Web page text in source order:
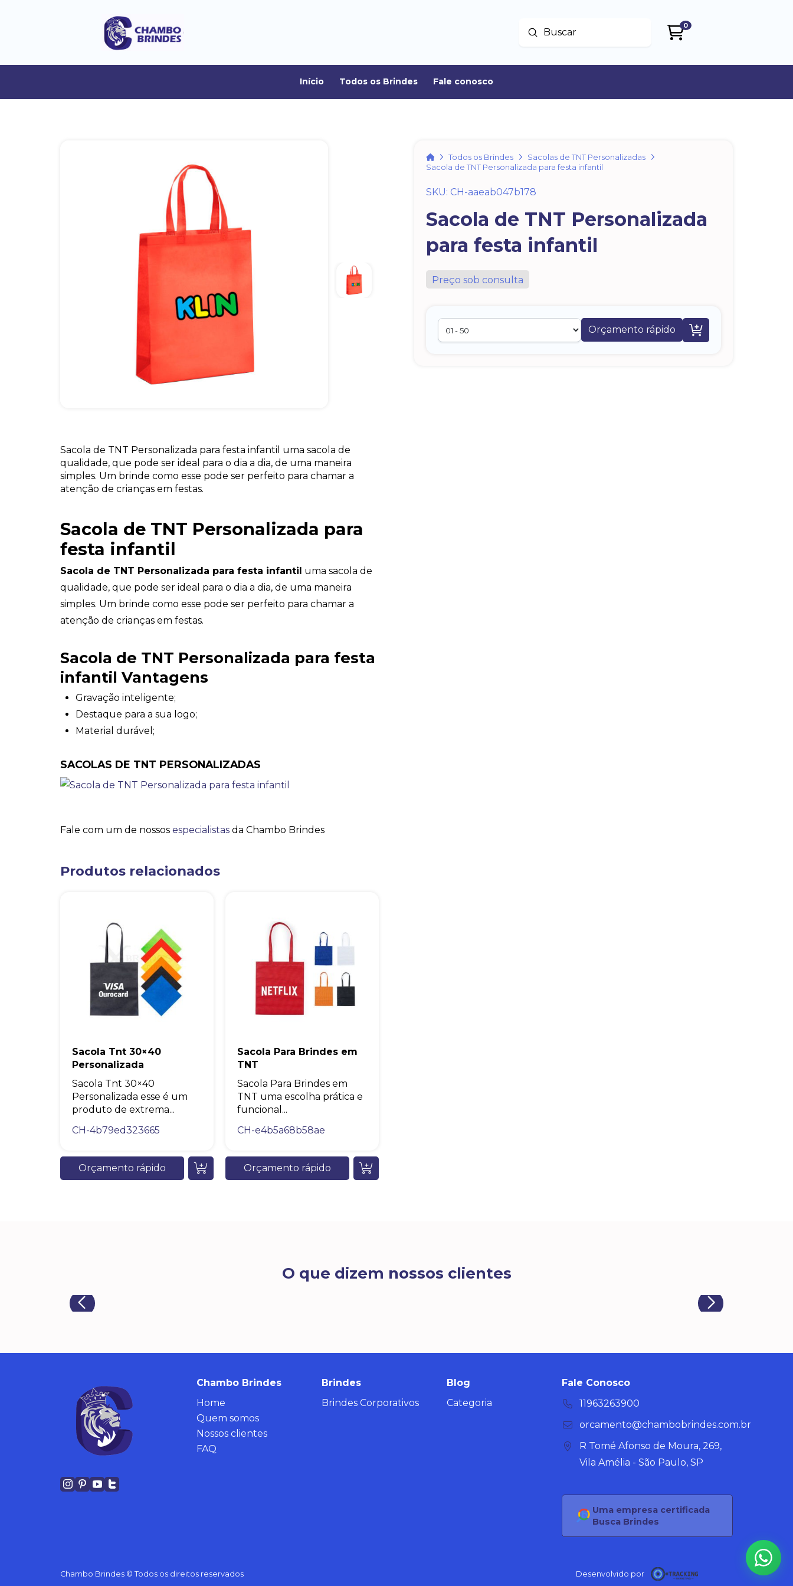
Buscar
Enviar
0
Início Todos os Brindes Fale conosco
HomeTodos os Brindes
Sacolas de TNT Personalizadas
Sacola de TNT Personalizada para festa infantil
SKU: CH-aaeab047b178
Sacola de TNT Personalizada
para festa infantil
Preço sob consulta
Orçamento rápido 
Sacola de TNT Personalizada para festa infantil uma sacola de
qualidade, que pode ser ideal para o dia a dia, de uma maneira
simples. Um brinde como esse pode ser perfeito para chamar a
atenção de crianças em festas.
Sacola de TNT Personalizada para
festa infantil
Sacola de TNT Personalizada para festa infantil uma sacola de
qualidade, que pode ser ideal para o dia a dia, de uma maneira
simples. Um brinde como esse pode ser perfeito para chamar a
atenção de crianças em festas.
Sacola de TNT Personalizada para festa
infantil Vantagens
Gravação inteligente;
Destaque para a sua logo;
Material durável;
SACOLAS DE TNT PERSONALIZADAS
Fale com um de nossos especialistas da Chambo Brindes
Produtos relacionados
Sacola Tnt 30×40
Personalizada
Sacola Tnt 30×40
Personalizada esse é um
produto de extrema...
CH-4b79ed323665
Orçamento rápido
Sacola Para Brindes em
TNT
Sacola Para Brindes em
TNT uma escolha prática e
funcional...
CH-e4b5a68b58ae
Orçamento rápido
O que dizem nossos clientes
Chambo Brindes
Home
Quem somos
Nossos clientes
FAQ
Brindes
Brindes Corporativos
Blog
Categoria
Fale Conosco
11963263900
orcamento@chambobrindes.com.br
R Tomé Afonso de Moura, 269,
Vila Amélia - São Paulo, SP
Uma empresa certificada
Busca Brindes
Chambo Brindes © Todos os direitos reservados Desenvolvido por